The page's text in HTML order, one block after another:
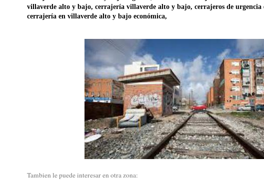
villaverde alto y bajo, cerrajería villaverde alto y bajo, cerrajeros de
cerrajería en villaverde alto y bajo económica,
Tambien le puede interesar en otra zona: